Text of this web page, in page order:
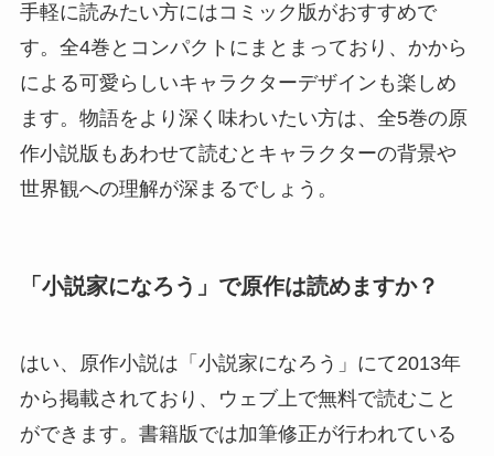
手軽に読みたい方にはコミック版がおすすめで
す。全4巻とコンパクトにまとまっており、かから
による可愛らしいキャラクターデザインも楽しめ
ます。物語をより深く味わいたい方は、全5巻の原
作小説版もあわせて読むとキャラクターの背景や
世界観への理解が深まるでしょう。
「小説家になろう」で原作は読めますか？
はい、原作小説は「小説家になろう」にて2013年
から掲載されており、ウェブ上で無料で読むこと
ができます。書籍版では加筆修正が行われている